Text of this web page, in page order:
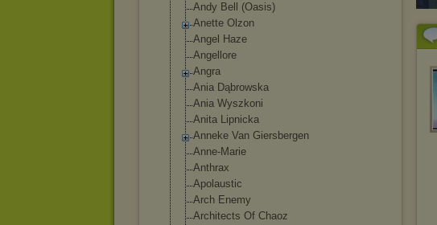
Andy Bell (Oasis)
Anette Olzon
Angel Haze
Angellore
Angra
Ania Dąbrowska
Ania Wyszkoni
Anita Lipnicka
Anneke Van Giersbergen
Anne-Marie
Anthrax
Apolaustic
Arch Enemy
Architects Of Chaoz